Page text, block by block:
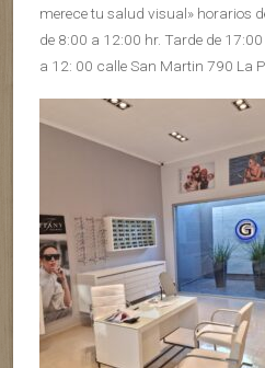
merece tu salud visual» horarios
de 8:00 a 12:00 hr. Tarde de
a 12: 00 calle San Martin 790 La